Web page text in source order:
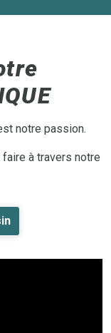
notre passion.
à travers notre